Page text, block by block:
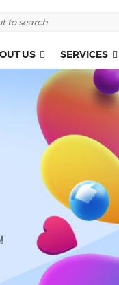
US SERVICES